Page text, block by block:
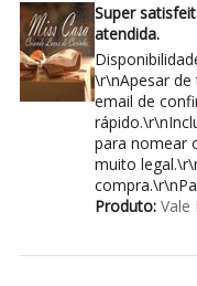
Super
atendida.
\r\nApesar de
email de
para nomear
muito
Produto:Vale